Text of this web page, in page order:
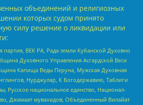
объединений и религиозных
которых судом принято
силу решение о ликвидации или
партия, ВЕК РА, Рада земли Кубанской Духовно
Духовного Управления Асгардской Веси
Капища Веды Перуна, Мужская Духовная
Нурджулар, К Богодержавию, Таблиги
Русское национальное единство, Национал-
Джамаат мувахидов, Объединенный Вилайат